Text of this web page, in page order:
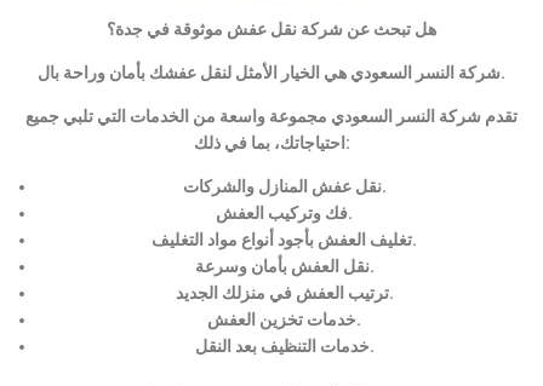
هل تبحث عن شركة نقل عفش موثوقة في جدة؟
شركة النسر السعودي هي الخيار الأمثل لنقل عفشك بأمان وراحة بال.
تقدم شركة النسر السعودي مجموعة واسعة من الخدمات التي تلبي جميع
احتياجاتك، بما في ذلك:
نقل عفش المنازل والشركات.
فك وتركيب العفش.
تغليف العفش بأجود أنواع مواد التغليف.
نقل العفش بأمان وسرعة.
ترتيب العفش في منزلك الجديد.
خدمات تخزين العفش.
خدمات التنظيف بعد النقل.